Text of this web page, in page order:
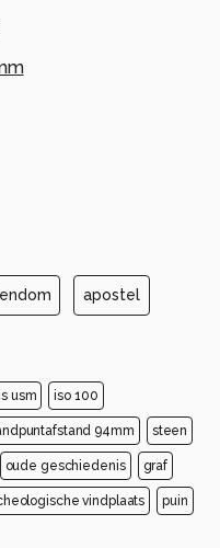
apostel
usm iso 100
94mm steen
oude geschiedenis graf
vindplaats puin